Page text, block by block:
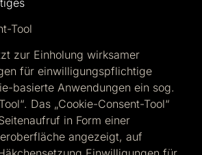
Tool
zur Einholung wirksamer
für einwilligungspflichtige
basierte Anwendungen ein sog.
Das „Cookie-Consent-Tool“
in Form einer
angezeigt, auf